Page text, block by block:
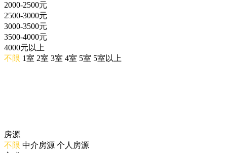
2000-2500元
2500-3000元
3000-3500元
3500-4000元
4000元以上
不限 1室 2室 3室 4室 5室 5室以上
房源
不限 中介房源 个人房源